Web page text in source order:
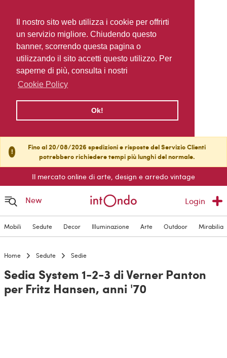
Il nostro sito web utilizza i cookie per offrirti
un servizio migliore. Chiudendo questo
banner, scorrendo questa pagina o
utilizzando il sito accetti questo utilizzo. Per
saperne di più, consulta i nostri
Cookie Policy
Ok!
!
Fino al 20/08/2026 spedizioni e risposte del Servizio Clienti
potrebbero richiedere tempi più lunghi del normale.
Il mercato online di arte, design e arredo vintage
New Login
Mobili Sedute Decor Illuminazione Arte Outdoor Mirabilia
Home Sedute Sedie
Sedia System 1-2-3 di Verner Panton
per Fritz Hansen, anni '70